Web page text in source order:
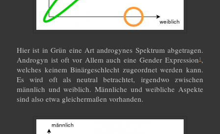
Hier ist in Grün eine Art androgynes Spektrum abgetragen.
Androgyn ist oft vor Allem auch eine Gender Expression1,
welches keinem Binärgeschlecht zugeordnet werden kann.
Es wird oft als neutral betrachtet, irgendwo zwischen
männlich und weiblich. Männliche und weibliche Aspekte
sind also etwa gleichermaßen vorhanden.